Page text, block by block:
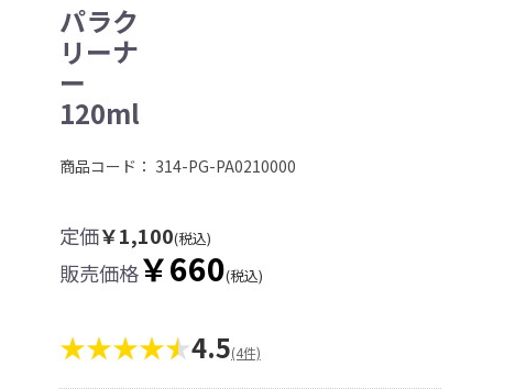
パラク
リーナ
ー
120ml
商品コード： 314-PG-PA0210000
定価￥1,100(税込)
販売価格￥660(税込)
★★★★ 4.5(4件)